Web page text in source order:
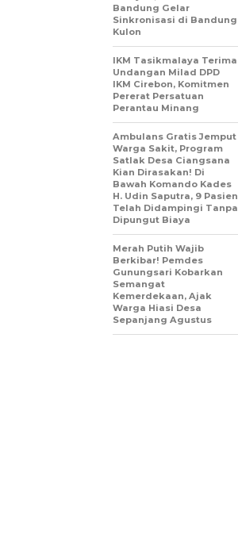
Bandung Gelar
Sinkronisasi di Bandung
Kulon
IKM Tasikmalaya Terima
Undangan Milad DPD
IKM Cirebon, Komitmen
Pererat Persatuan
Perantau Minang
Ambulans Gratis Jemput
Warga Sakit, Program
Satlak Desa Ciangsana
Kian Dirasakan! Di
Bawah Komando Kades
H. Udin Saputra, 9 Pasien
Telah Didampingi Tanpa
Dipungut Biaya
Merah Putih Wajib
Berkibar! Pemdes
Gunungsari Kobarkan
Semangat
Kemerdekaan, Ajak
Warga Hiasi Desa
Sepanjang Agustus